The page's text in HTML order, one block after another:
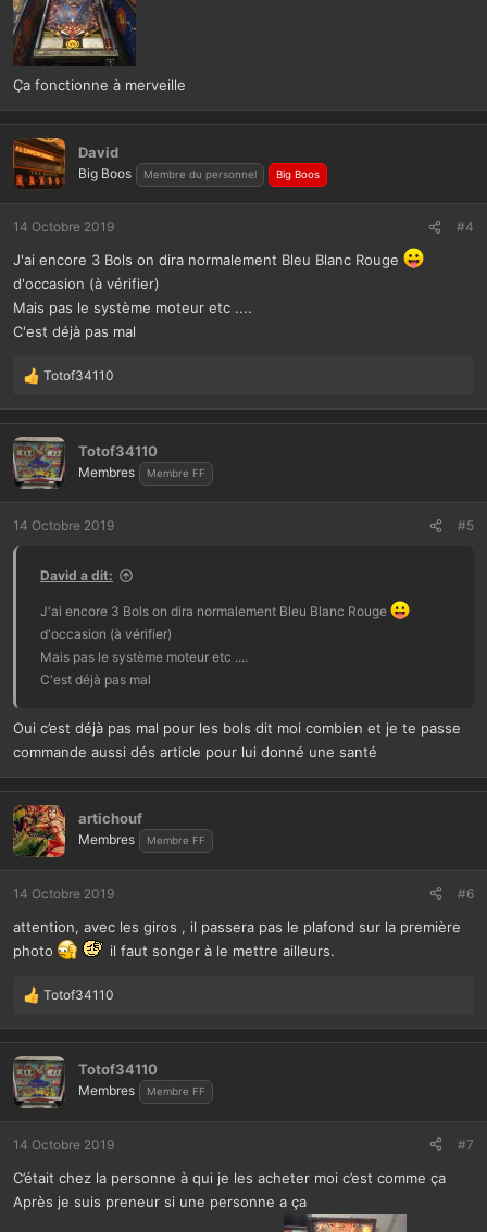
Ça fonctionne à merveille
David
Big Boos Membre du personnel Big Boos
14 Octobre 2019 #4
J'ai encore 3 Bols on dira normalement Bleu Blanc Rouge
d'occasion (à vérifier)
Mais pas le système moteur etc ....
C'est déjà pas mal
L
s
r
é
a
c
t
Totof34110
Totof34110
Membres Membre FF
14 Octobre 2019 #5
David a dit:
J'ai encore 3 Bols on dira normalement Bleu Blanc Rouge
d'occasion (à vérifier)
Mais pas le système moteur etc ....
C'est déjà pas mal
Oui c’est déjà pas mal pour les bols dit moi combien et je te passe
commande aussi dés article pour lui donné une santé
artichouf
Membres Membre FF
14 Octobre 2019 #6
attention, avec les giros , il passera pas le plafond sur la première
photo
il faut songer à le mettre ailleurs.
L
s
r
é
a
c
t
o
n
Totof34110
Totof34110
Membres Membre FF
14 Octobre 2019 #7
C’était chez la personne à qui je les acheter moi c’est comme ça
Après je suis preneur si une personne a ça